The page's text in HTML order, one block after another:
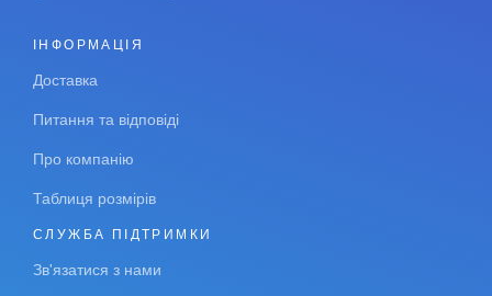
ІНФОРМАЦІЯ
Доставка
Питання та відповіді
Про компанію
Таблиця розмірів
СЛУЖБА ПІДТРИМКИ
Зв'язатися з нами